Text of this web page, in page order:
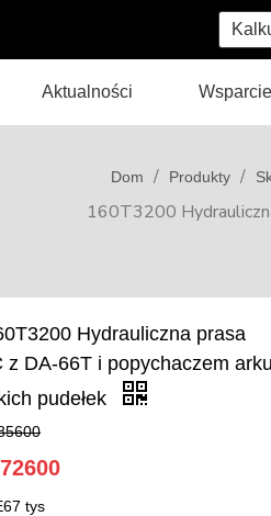
Aktualności Wsparcie
Dom / Produkty /
160T3200
Hydrauliczna prasa
z DA-66T i popychaczem
pudełek
72600
tys